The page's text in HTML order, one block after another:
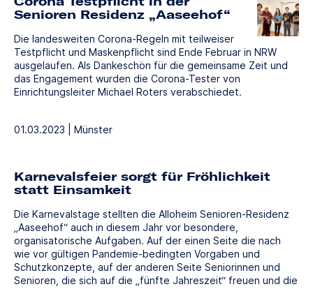
Senioren Residenz „Aaseehof“
Die landesweiten Corona-Regeln mit teilweiser
Testpflicht und Maskenpflicht sind Ende Februar in NRW
ausgelaufen. Als Dankeschön für die gemeinsame Zeit und
das Engagement wurden die Corona-Tester von
Einrichtungsleiter Michael Roters verabschiedet.
01.03.2023 | Münster
Karnevalsfeier sorgt für Fröhlichkeit
statt Einsamkeit
Die Karnevalstage stellten die Alloheim Senioren-Residenz
„Aaseehof“ auch in diesem Jahr vor besondere,
organisatorische Aufgaben. Auf der einen Seite die nach
wie vor gültigen Pandemie-bedingten Vorgaben und
Schutzkonzepte, auf der anderen Seite Seniorinnen und
Senioren, die sich auf die „fünfte Jahreszeit“ freuen und die